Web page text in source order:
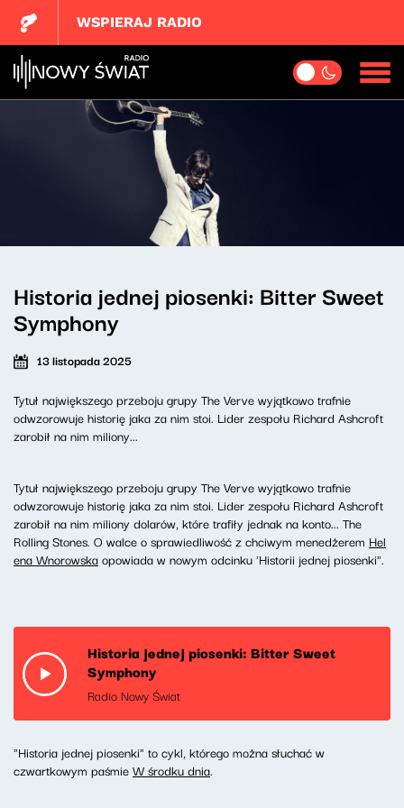
WSPIERAJ RADIO
Historia jednej piosenki: Bitter Sweet
Symphony
13 listopada 2025
Tytuł największego przeboju grupy The Verve wyjątkowo trafnie
odwzorowuje historię jaka za nim stoi. Lider zespołu Richard Ashcroft
zarobił na nim miliony...
Tytuł największego przeboju grupy The Verve wyjątkowo trafnie
odwzorowuje historię jaka za nim stoi. Lider zespołu Richard Ashcroft
zarobił na nim miliony dolarów, które trafiły jednak na konto... The
Rolling Stones. O walce o sprawiedliwość z chciwym menedżerem Hel
ena Wnorowskaopowiada w nowym odcinku 'Historii jednej piosenki".
Historia jednej piosenki: Bitter Sweet
Symphony
Radio Nowy Świat
"Historia jednej piosenki" to cykl, którego można słuchać w
czwartkowym paśmieW środku dnia.